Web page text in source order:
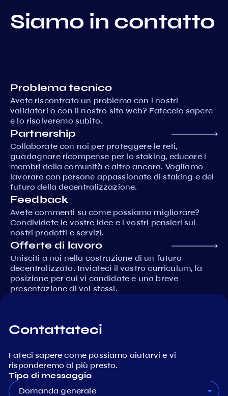
Siamo in contatto
Problema tecnico
Avete riscontrato un problema con i nostri
validatori o con il nostro sito web? Fatecelo sapere
e lo risolveremo subito.
Partnership
Collaborate con noi per proteggere le reti,
guadagnare ricompense per lo staking, educare i
membri della comunità e altro ancora. Vogliamo
lavorare con persone appassionate di staking e del
futuro della decentralizzazione.
Feedback
Avete commenti su come possiamo migliorare?
Condividete le vostre idee e i vostri pensieri sui
nostri prodotti e servizi.
Offerte di lavoro
Unisciti a noi nella costruzione di un futuro
decentralizzato. Inviateci il vostro curriculum, la
posizione per cui vi candidate e una breve
presentazione di voi stessi.
Contattateci
Fateci sapere come possiamo aiutarvi e vi
risponderemo al più presto.
Tipo di messaggio
Domanda generale